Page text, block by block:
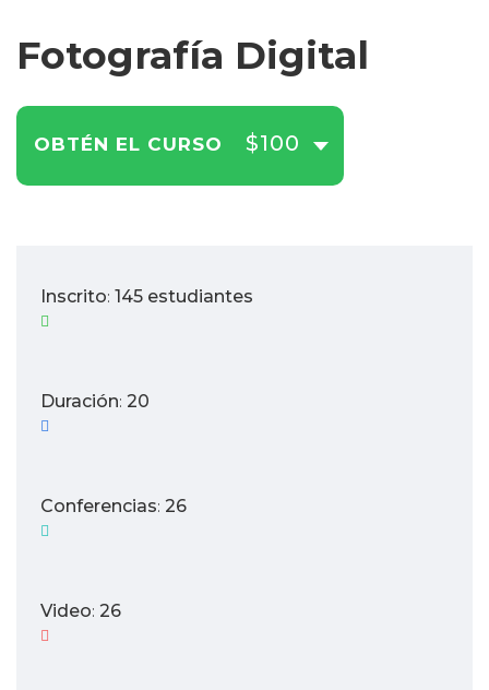
Fotografía Digital
OBTÉN EL CURSO $100
Inscrito: 145 estudiantes
Duración: 20
Conferencias: 26
Video: 26